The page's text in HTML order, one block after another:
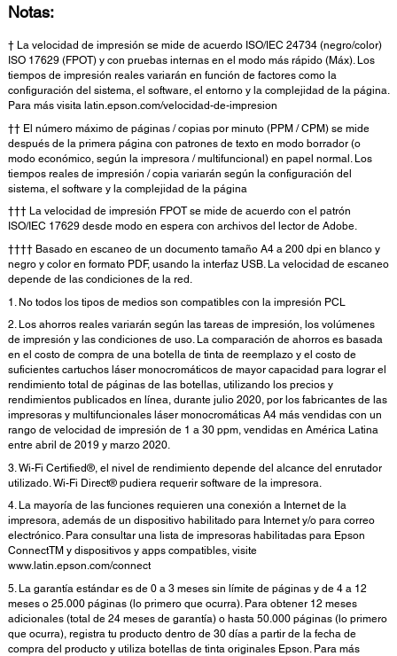
Notas:
† La velocidad de impresión se mide de acuerdo ISO/IEC 24734 (negro/color)
ISO 17629 (FPOT) y con pruebas internas en el modo más rápido (Máx). Los
tiempos de impresión reales variarán en función de factores como la
configuración del sistema, el software, el entorno y la complejidad de la página.
Para más visita latin.epson.com/velocidad-de-impresion
†† El número máximo de páginas / copias por minuto (PPM / CPM) se mide
después de la primera página con patrones de texto en modo borrador (o
modo económico, según la impresora / multifuncional) en papel normal. Los
tiempos reales de impresión / copia variarán según la configuración del
sistema, el software y la complejidad de la página
††† La velocidad de impresión FPOT se mide de acuerdo con el patrón
ISO/IEC 17629 desde modo en espera con archivos del lector de Adobe.
†††† Basado en escaneo de un documento tamaño A4 a 200 dpi en blanco y
negro y color en formato PDF, usando la interfaz USB. La velocidad de escaneo
depende de las condiciones de la red.
1. No todos los tipos de medios son compatibles con la impresión PCL
2. Los ahorros reales variarán según las tareas de impresión, los volúmenes
de impresión y las condiciones de uso. La comparación de ahorros es basada
en el costo de compra de una botella de tinta de reemplazo y el costo de
suficientes cartuchos láser monocromáticos de mayor capacidad para lograr el
rendimiento total de páginas de las botellas, utilizando los precios y
rendimientos publicados en línea, durante julio 2020, por los fabricantes de las
impresoras y multifuncionales láser monocromáticas A4 más vendidas con un
rango de velocidad de impresión de 1 a 30 ppm, vendidas en América Latina
entre abril de 2019 y marzo 2020.
3. Wi-Fi Certified®, el nivel de rendimiento depende del alcance del enrutador
utilizado. Wi-Fi Direct® pudiera requerir software de la impresora.
4. La mayoría de las funciones requieren una conexión a Internet de la
impresora, además de un dispositivo habilitado para Internet y/o para correo
electrónico. Para consultar una lista de impresoras habilitadas para Epson
ConnectTM y dispositivos y apps compatibles, visite
www.latin.epson.com/connect
5. La garantía estándar es de 0 a 3 meses sin límite de páginas y de 4 a 12
meses o 25.000 páginas (lo primero que ocurra). Para obtener 12 meses
adicionales (total de 24 meses de garantía) o hasta 50.000 páginas (lo primero
que ocurra), registra tu producto dentro de 30 días a partir de la fecha de
compra del producto y utiliza botellas de tinta originales Epson. Para más